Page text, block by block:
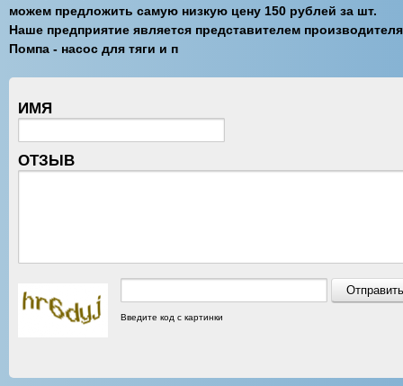
можем предложить самую низкую цену 150 рублей за шт.
Наше предприятие является представителем
Помпа - насос для тяги и п
ИМЯ
ОТЗЫВ
Введите код с картинки